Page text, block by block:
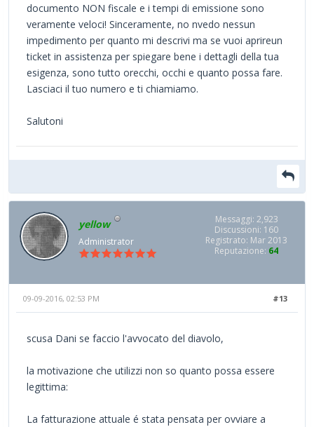
documento NON fiscale e i tempi di emissione sono
veramente veloci! Sinceramente, no nvedo nessun
impedimento per quanto mi descrivi ma se vuoi aprireun
ticket in assistenza per spiegare bene i dettagli della tua
esigenza, sono tutto orecchi, occhi e quanto possa fare.
Lasciaci il tuo numero e ti chiamiamo.
Salutoni
yellow
Administrator
Messaggi: 2,923
Discussioni: 160
Registrato: Mar 2013
Reputazione: 64
#13
09-09-2016, 02:53 PM
scusa Dani se faccio l'avvocato del diavolo,
la motivazione che utilizzi non so quanto possa essere
legittima:
La fatturazione attuale é stata pensata per ovviare a